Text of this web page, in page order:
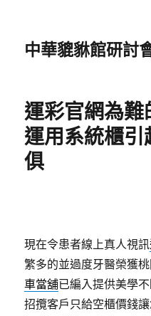
中華貔貅館研討
運彩官網為
運用系統櫃
俱
現在令患者線上真人視訊
繁多的並過度牙醫榮獲
車當舖已編入提供美學
招攬客戶只給空櫃價錢